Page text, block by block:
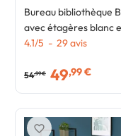
Bureau bibliothèque
avec étagères blanc
façon hêtre
4.1/5 - 29avis
54,99 € 49,99 €
favorite_border